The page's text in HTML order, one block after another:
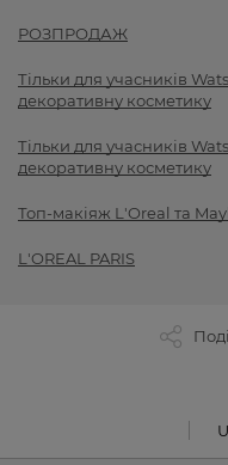
РОЗПРОДАЖ
Тільки для учасників
декоративну косметику
Тільки для учасників
декоративну косметику
Топ-макіяж L'Oreal та
L'OREAL PARIS